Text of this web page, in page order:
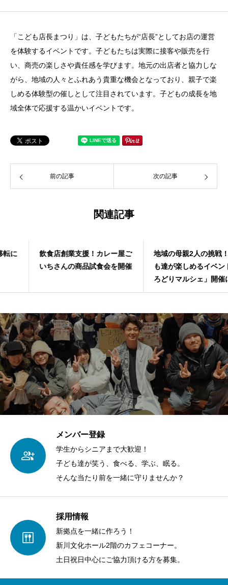
「こども店長まつり」は、子どもたちが“店長”としてお店の運営
を体験するイベントです。子どもたちは実際に接客や販売を行
い、商売の楽しさや責任感を学びます。地元の出店者と協力しな
がら、地域の人々とふれあう貴重な機会となっており、親子で楽
しめる体験型の催しとして注目されています。子どもの成長を地
域全体で応援する温かいイベントです。
前の記事 次の記事
関連記事
飲食店創業支援！カレー屋ご
いちさんの商品試食会を開催
地域の母親2人の挑戦！子ど
も達が楽しめるイベント「い
ろどりマルシェ」開催に協力
メンバー登録
学生からシニアまで大歓迎！
子ども達が笑う、食べる、学ぶ、眠る。
そんな当たり前を一緒に守りませんか？
採用情報
新拠点を一緒に作ろう！
新川文化ホール2階のカフェコーナー。
土日祝日中心にご協力頂ける方を募集。